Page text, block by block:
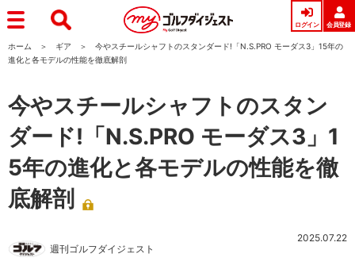
ログイン 会員登録
ホーム ギア
今やスチールシャフトのスタンダード!「N.S.PRO モーダス3」15年の
進化と各モデルの性能を徹底解剖
今やスチールシャフトのスタン
ダード!「N.S.PRO モーダス3」1
5年の進化と各モデルの性能を徹
底解剖
週刊ゴルフダイジェスト
2025.07.22